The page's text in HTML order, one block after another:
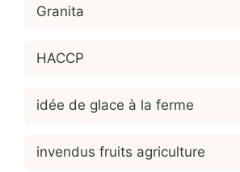
Granita
HACCP
idée de glace à la ferme
invendus fruits agriculture